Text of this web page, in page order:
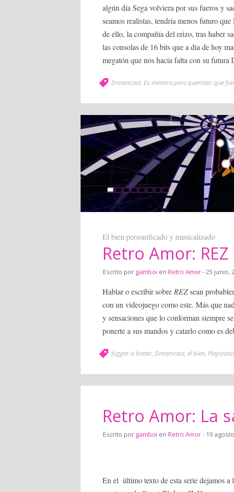
algún día Sega volviera por sus fueros y
seamos realistas, tendría menos futuro
de ello, la compañía del erizo, tras haber
las consolas de 16 bits que a día de hoy
megatón que nos hacía falta con su futura
Dreamcast, Es mentira pero querríais que
El bien personificado y musicalizado
Retro Amor: REZ
Escrito por gamboi en Retro Amor- 25 junio,
Hablar o escribir sobre REZsean
con un videojuego como este. Más que
y sensaciones que lo conforman siempre
ponerte a sus mandos y catarlo como es
bigger is better, Dreamcast, el bien,
Retro Amor: La
Escrito por gamboi en Retro Amor- 19
En el último texto de esta serie dejamos a